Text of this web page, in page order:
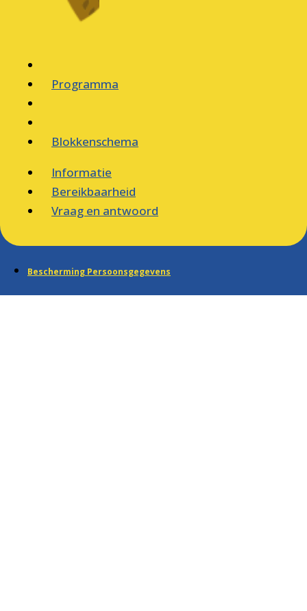
Programma
Blokkenschema
Informatie
Bereikbaarheid
Vraag en antwoord
Bescherming Persoonsgegevens